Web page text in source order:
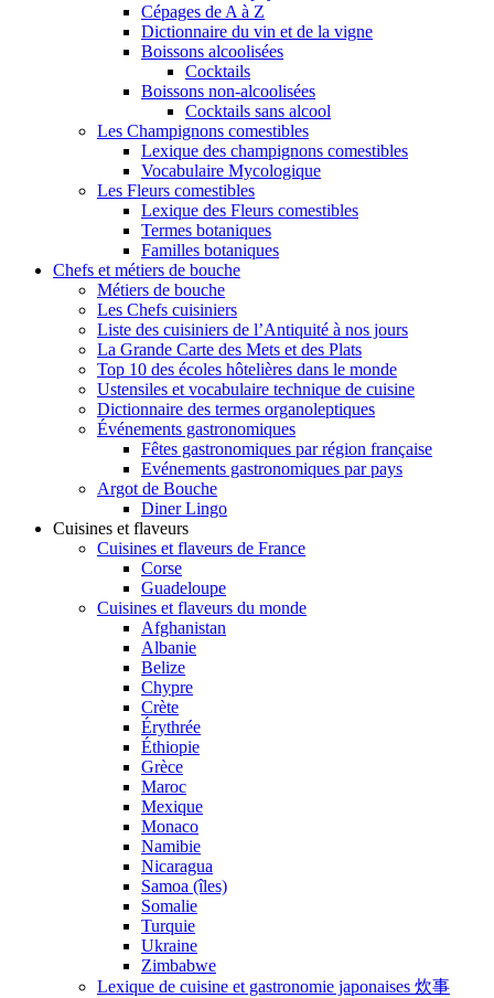
Cépages de A à Z
Dictionnaire du vin et de la vigne
Boissons alcoolisées
Cocktails
Boissons non-alcoolisées
Cocktails sans alcool
Les Champignons comestibles
Lexique des champignons comestibles
Vocabulaire Mycologique
Les Fleurs comestibles
Lexique des Fleurs comestibles
Termes botaniques
Familles botaniques
Chefs et métiers de bouche
Métiers de bouche
Les Chefs cuisiniers
Liste des cuisiniers de l’Antiquité à nos jours
La Grande Carte des Mets et des Plats
Top 10 des écoles hôtelières dans le monde
Ustensiles et vocabulaire technique de cuisine
Dictionnaire des termes organoleptiques
Événements gastronomiques
Fêtes gastronomiques par région française
Evénements gastronomiques par pays
Argot de Bouche
Diner Lingo
Cuisines et flaveurs
Cuisines et flaveurs de France
Corse
Guadeloupe
Cuisines et flaveurs du monde
Afghanistan
Albanie
Belize
Chypre
Crète
Érythrée
Éthiopie
Grèce
Maroc
Mexique
Monaco
Namibie
Nicaragua
Samoa (îles)
Somalie
Turquie
Ukraine
Zimbabwe
Lexique de cuisine et gastronomie japonaises 炊事